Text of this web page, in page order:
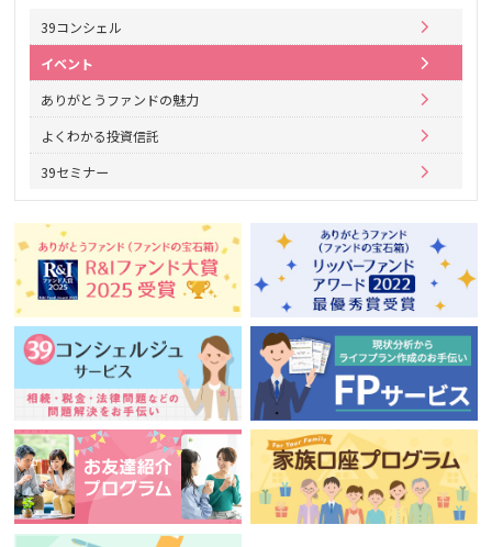
39コンシェル
イベント
ありがとうファンドの魅力
よくわかる投資信託
39セミナー